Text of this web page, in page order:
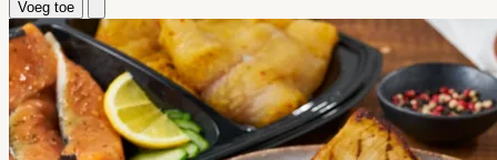
Voeg toe